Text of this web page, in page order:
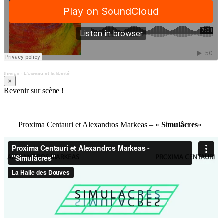
thiergir · L'oiseau et la liberté
×
Revenir sur scène !
Proxima Centauri et Alexandros Markeas – « Simulâcres«